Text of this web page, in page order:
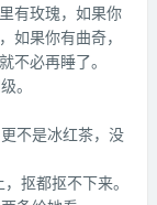
有玫瑰，如果你
如果你有曲奇，
不必再睡了。
。
不是冰红茶，没
抠都抠不下来。